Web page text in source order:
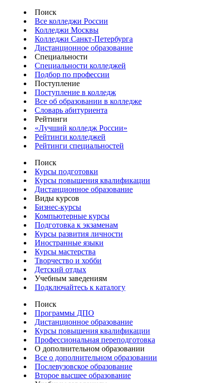
Поиск
Все колледжи России
Колледжи Москвы
Колледжи Санкт-Петербурга
Дистанционное образование
Специальности
Специальности колледжей
Подбор по профессии
Поступление
Поступление в колледж
Все об образовании в колледже
Словарь абитуриента
Рейтинги
«Лучший колледж России»
Рейтинги колледжей
Рейтинги специальностей
Поиск
Курсы подготовки
Курсы повышения квалификации
Дистанционное образование
Виды курсов
Бизнес-курсы
Компьютерные курсы
Подготовка к экзаменам
Курсы развития личности
Иностранные языки
Курсы мастерства
Творчество и хобби
Детский отдых
Учебным заведениям
Подключайтесь к каталогу
Поиск
Программы ДПО
Дистанционное образование
Курсы повышения квалификации
Профессиональная переподготовка
О дополнительном образовании
Все о дополнительном образовании
Послевузовское образование
Второе высшее образование